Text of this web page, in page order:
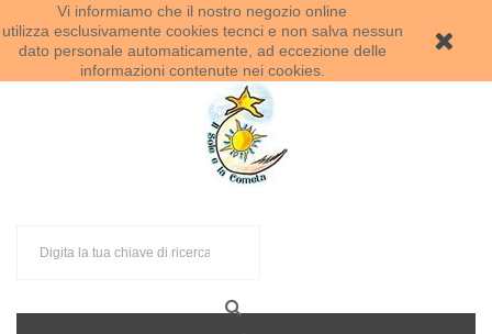
Vi informiamo che il nostro negozio online
utilizza esclusivamente cookies tecnci e non salva nessun
dato personale automaticamente, ad eccezione delle
informazioni contenute nei cookies.
Benvenuti al Sole e la Cometa!